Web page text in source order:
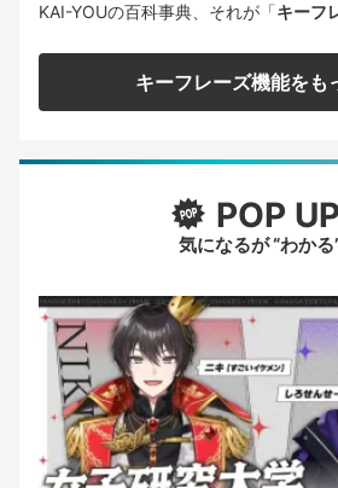
KAI-YOUの百科事典、それが「キーフ
キーフレーズ機能をも
POP
気になるが “わかる